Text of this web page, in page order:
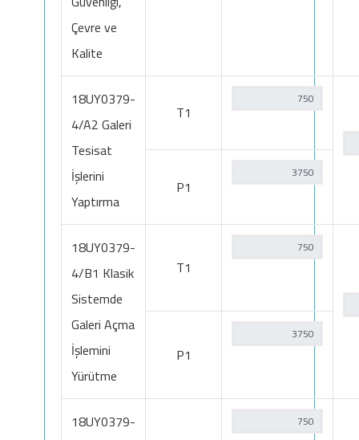
Çevre ve
Kalite
18UY0379-
4/A2 Galeri
Tesisat
İşlerini
Yaptırma
T1
P1
18UY0379-
4/B1 Klasik
Sistemde
Galeri Açma
İşlemini
Yürütme
T1
P1
18UY0379-